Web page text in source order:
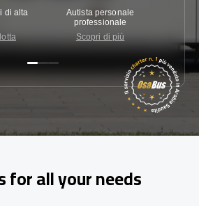
di alta
Autista personale
professionale
Scopri di più
for all your needs